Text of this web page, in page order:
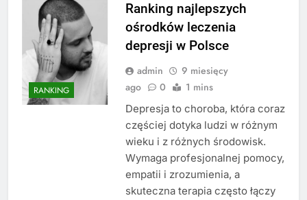
RANKING
Ranking najlepszych
ośrodków leczenia
depresji w Polsce
admin
9 miesięcy
ago
0 1 mins
Depresja to choroba, która coraz
częściej dotyka ludzi w różnym
wieku i z różnych środowisk.
Wymaga profesjonalnej pomocy,
empatii i zrozumienia, a
skuteczna terapia często łączy